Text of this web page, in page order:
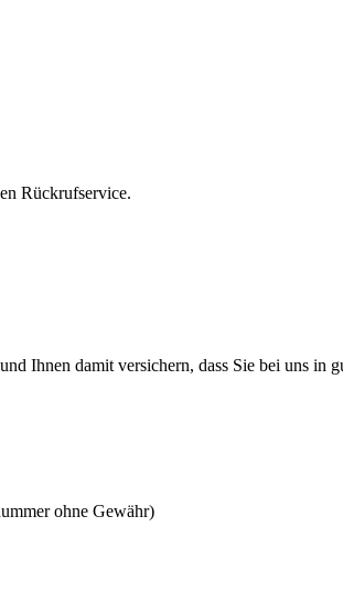
Rückrufservice.
Ihnen damit versichern, dass Sie bei uns in
ohne Gewähr)